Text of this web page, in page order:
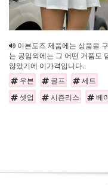
이븐도즈 제품에는 상품을
는 공임외에는 그 어떤 거품도
않았기에 이가격입니다..
우븐
골프
세트
셋업
시즌리스 베